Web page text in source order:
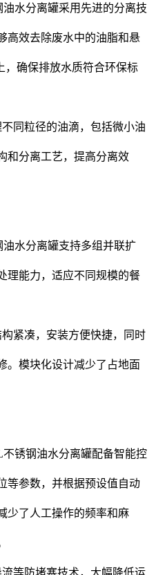
水分离罐采用先进的分离技
高效去除废水中的油脂和悬
，确保排放水质符合环保标
同粒径的油滴，包括微小油
和分离工艺，提高分离效
水分离罐支持多组并联扩
理能力，适应不同规模的餐
紧凑，安装方便快捷，同时
。模块化设计减少了占地面
锈钢油水分离罐配备智能控
等参数，并根据预设值自动
少了人工操作的频率和麻
等防堵塞技术，大幅降低运